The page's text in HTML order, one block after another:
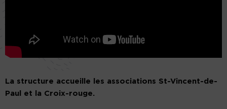
La structure accueille les associations St-Vincent-de-
Paul et la Croix-rouge.